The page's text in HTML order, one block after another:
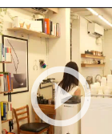
play_circle_outline